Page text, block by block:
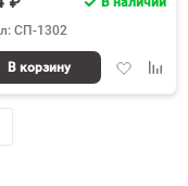
СП-1302
Добавить
В корзину